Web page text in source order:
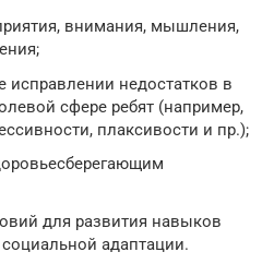
внимания, мышления,
исправлении недостатков в
сфере ребят (например,
плаксивости и пр.);
для развития навыков
адаптации.